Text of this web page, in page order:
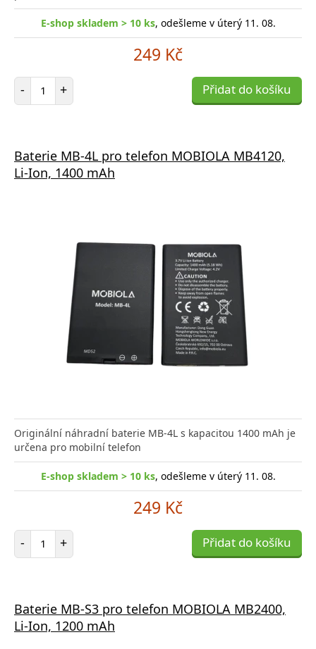
E-shop skladem > 10 ks, odešleme v úterý 11. 08.
249 Kč
- Počet položek
+ Přidat do košíku
Baterie MB-4L pro telefon MOBIOLA MB4120,
Li-Ion, 1400 mAh
Originální náhradní baterie MB-4L s kapacitou 1400 mAh je
určena pro mobilní telefon
E-shop skladem > 10 ks, odešleme v úterý 11. 08.
249 Kč
- Počet položek
+ Přidat do košíku
Baterie MB-S3 pro telefon MOBIOLA MB2400,
Li-Ion, 1200 mAh